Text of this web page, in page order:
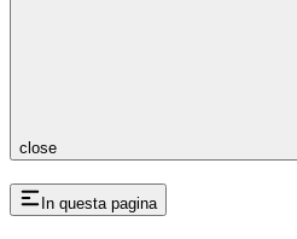
close
In questa pagina